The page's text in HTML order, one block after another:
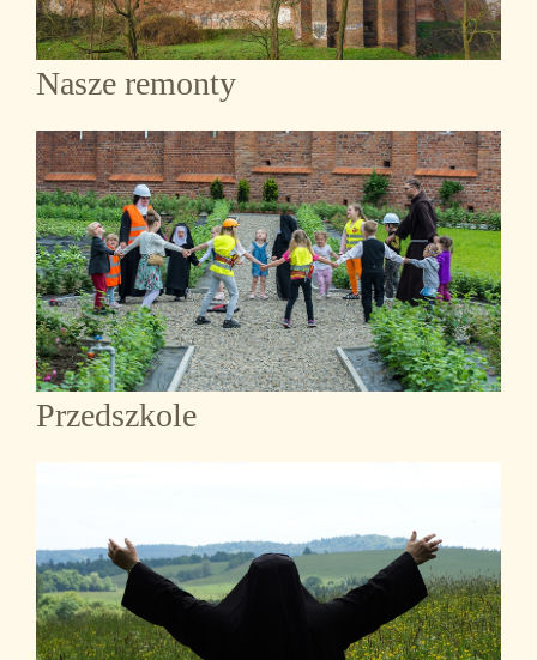
Nasze remonty
Przedszkole